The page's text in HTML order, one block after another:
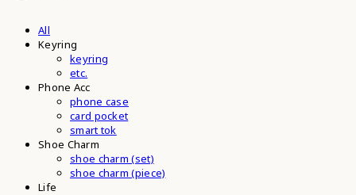
All
Keyring
keyring
etc.
Phone Acc
phone case
card pocket
smart tok
Shoe Charm
shoe charm (set)
shoe charm (piece)
Life